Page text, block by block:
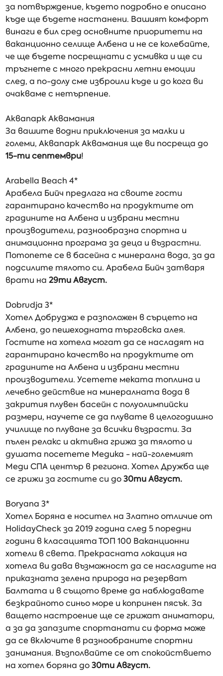
за потвърждение, където подробно е описано
къде ще бъдете настанени. Вашият комфорт
винаги е бил сред основните приоритети на
ваканционно селище Албена и не се колебайте,
че ще бъдете посрещнати с усмивка и ще си
тръгнете с много прекрасни летни емоции
след, а по-долу сме изброили къде и до кога ви
очакваме с нетърпение.
Аквапарк Аквамания
За вашите водни приключения за малки и
големи, Аквапарк Аквамания ще ви посреща до
15-ти септември!
Arabella Beach 4*
Арабела Бийч предлага на своите гости
гарантирано качество на продуктите от
градините на Албена и избрани местни
производители, разнообразна спортна и
анимационна програма за деца и възрастни.
Потопете се в басейна с минерална вода, за да
подсилите тялото си. Арабела Бийч затваря
врати на29ти Август.
Dobrudja 3*
Хотел Добруджа е разположен в сърцето на
Албена, до пешеходната търговска алея.
Гостите на хотела могат да се насладят на
гарантирано качество на продуктите от
градините на Албена и избрани местни
производители. Усетете меката топлина и
лечебно действие на минералната вода в
закрития плувен басейн с полуолимпийски
размери, научете се да плувате в целогодишно
училище по плуване за всички възрасти. За
пълен релакс и активна грижа за тялото и
душата посетете Медика - най-големият
Меди СПА център в региона. Хотел Дружба ще
се грижи за гостите си до30ти Август.
Boryana 3*
Хотел Боряна е носител на Златно отличие от
HolidayCheck за 2019 година след 5 поредни
години в класацията ТОП 100 Ваканционни
хотели в света. Прекрасната локация на
хотела ви дава възможност да се насладите на
приказната зелена природа на резерват
Балтата и в същото време да наблюдавате
безкрайното синьо море и копринен пясък. За
ващето настроение ще се грижат аниматори,
а за да запазите спортанати си форма може
да се включите в разнообраните спортни
занимания. Възполвайте се от спокойствието
на хотел боряна до30ти Август.